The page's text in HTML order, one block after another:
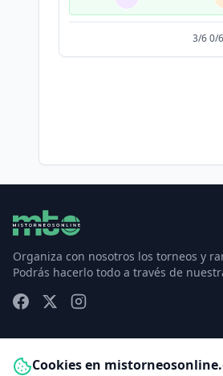
Cookies en
3/6 0/
Organiza con nosotros los torneos y
Podrás hacerlo todo a través de